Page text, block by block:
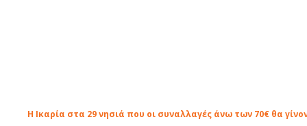
Η Ικαρία στα 29 νησιά που οι συναλλαγές άνω των 70€ θα